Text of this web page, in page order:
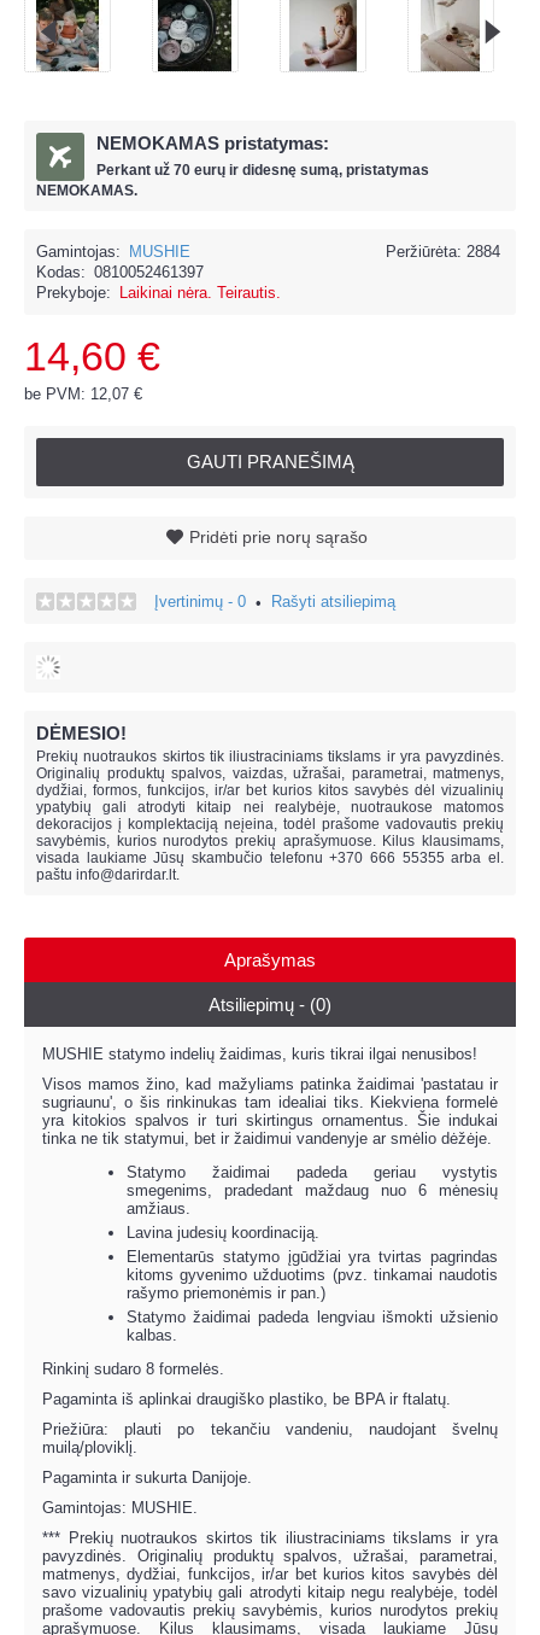
NEMOKAMAS pristatymas:
Perkant už 70 eurų ir didesnę sumą, pristatymas
NEMOKAMAS.
Peržiūrėta: 2884
Gamintojas:
MUSHIE
Kodas: 0810052461397
Prekyboje:
Laikinai nėra. Teirautis.
14,60 €
be PVM: 12,07 €
GAUTI PRANEŠIMĄ
Pridėti prie norų sąrašo
Įvertinimų - 0 • Rašyti atsiliepimą
DĖMESIO!
Prekių nuotraukos skirtos tik iliustraciniams tikslams ir yra pavyzdinės.
Originalių produktų spalvos, vaizdas, užrašai, parametrai, matmenys,
dydžiai, formos, funkcijos, ir/ar bet kurios kitos savybės dėl vizualinių
ypatybių gali atrodyti kitaip nei realybėje, nuotraukose matomos
dekoracijos į komplektaciją neįeina, todėl prašome vadovautis prekių
savybėmis, kurios nurodytos prekių aprašymuose. Kilus klausimams,
visada laukiame Jūsų skambučio telefonu +370 666 55355 arba el.
paštu info@darirdar.lt.
Aprašymas
Atsiliepimų - (0)
MUSHIE statymo indelių žaidimas, kuris tikrai ilgai nenusibos!
Visos mamos žino, kad mažyliams patinka žaidimai 'pastatau ir
sugriaunu', o šis rinkinukas tam idealiai tiks. Kiekviena formelė
yra kitokios spalvos ir turi skirtingus ornamentus. Šie indukai
tinka ne tik statymui, bet ir žaidimui vandenyje ar smėlio dėžėje.
Statymo žaidimai padeda geriau vystytis
smegenims, pradedant maždaug nuo 6 mėnesių
amžiaus.
Lavina judesių koordinaciją.
Elementarūs statymo įgūdžiai yra tvirtas pagrindas
kitoms gyvenimo užduotims (pvz. tinkamai naudotis
rašymo priemonėmis ir pan.)
Statymo žaidimai padeda lengviau išmokti užsienio
kalbas.
Rinkinį sudaro 8 formelės.
Pagaminta iš aplinkai draugiško plastiko, be BPA ir ftalatų.
Priežiūra: plauti po tekančiu vandeniu, naudojant švelnų
muilą/ploviklį.
Pagaminta ir sukurta Danijoje.
Gamintojas: MUSHIE.
*** Prekių nuotraukos skirtos tik iliustraciniams tikslams ir yra
pavyzdinės. Originalių produktų spalvos, užrašai, parametrai,
matmenys, dydžiai, funkcijos, ir/ar bet kurios kitos savybės dėl
savo vizualinių ypatybių gali atrodyti kitaip negu realybėje, todėl
prašome vadovautis prekių savybėmis, kurios nurodytos prekių
aprašymuose. Kilus klausimams, visada laukiame Jūsų